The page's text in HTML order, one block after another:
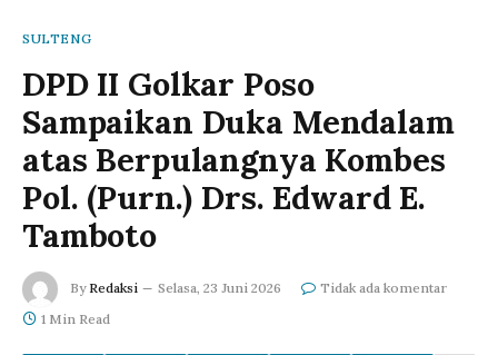
SULTENG
DPD II Golkar Poso
Sampaikan Duka Mendalam
atas Berpulangnya Kombes
Pol. (Purn.) Drs. Edward E.
Tamboto
By Redaksi Selasa, 23 Juni 2026
Tidak ada komentar
1 Min Read